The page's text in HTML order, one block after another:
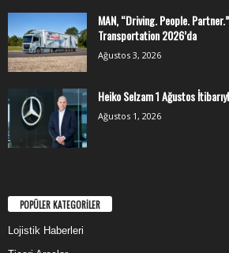
MAN, “Driving. People.
Transportation 2026’da
Ağustos 3, 2026
Heiko Selzam 1 Ağustos
Ağustos 1, 2026
POPÜLER KATEGORİLER
Lojistik Haberleri